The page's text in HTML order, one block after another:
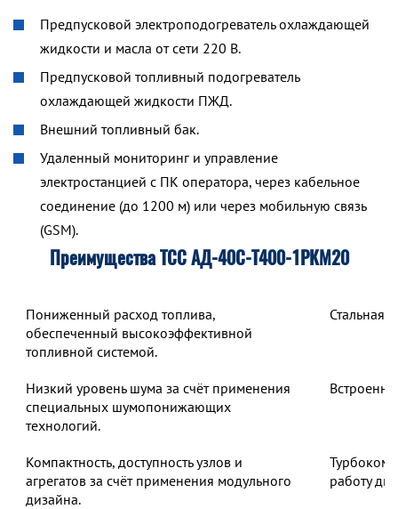
Предпусковой электроподогреватель охлаждающей
жидкости и масла от сети 220 В.
Предпусковой топливный подогреватель
охлаждающей жидкости ПЖД.
Внешний топливный бак.
Удаленный мониторинг и управление
электростанцией с ПК оператора, через кабельное
соединение (до 1200 м) или через мобильную связь
(GSM).
Преимущества ТСС АД-40С-Т400-1РКМ20
Пониженный расход топлива,
обеспеченный высокоэффективной
топливной системой.
Стальная
Низкий уровень шума за счёт применения
специальных шумопонижающих
технологий.
Компактность, доступность узлов и
агрегатов за счёт применения модульного
дизайна.
работу